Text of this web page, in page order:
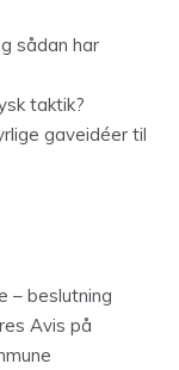
sådan har
taktik?
gaveidéer til
– beslutning
Avis på